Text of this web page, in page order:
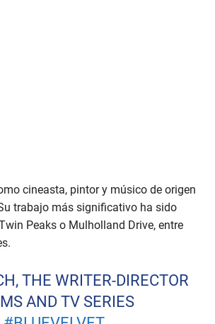
cineasta, pintor y músico de origen
trabajo más significativo ha sido
Peaks o Mulholland Drive, entre
THE WRITER-DIRECTOR
AND TV SERIES